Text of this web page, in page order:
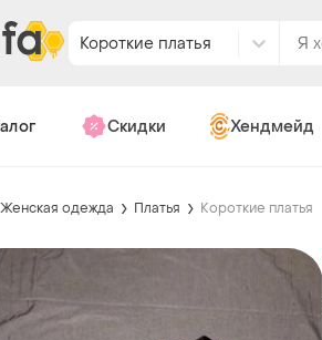
Короткие платья
Скидки Хендмейд
Женская одежда Платья Короткие платья